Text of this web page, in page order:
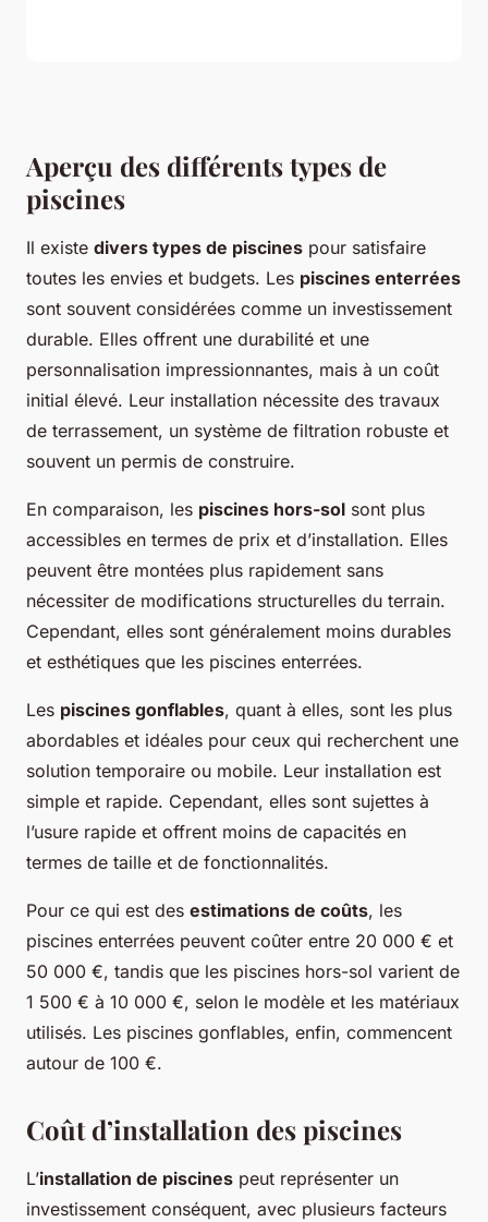
Aperçu des différents types de
piscines
Il existe divers types de piscines pour satisfaire
toutes les envies et budgets. Les piscines enterrées
sont souvent considérées comme un investissement
durable. Elles offrent une durabilité et une
personnalisation impressionnantes, mais à un coût
initial élevé. Leur installation nécessite des travaux
de terrassement, un système de filtration robuste et
souvent un permis de construire.
En comparaison, les piscines hors-sol sont plus
accessibles en termes de prix et d’installation. Elles
peuvent être montées plus rapidement sans
nécessiter de modifications structurelles du terrain.
Cependant, elles sont généralement moins durables
et esthétiques que les piscines enterrées.
Les piscines gonflables, quant à elles, sont les plus
abordables et idéales pour ceux qui recherchent une
solution temporaire ou mobile. Leur installation est
simple et rapide. Cependant, elles sont sujettes à
l’usure rapide et offrent moins de capacités en
termes de taille et de fonctionnalités.
Pour ce qui est des estimations de coûts, les
piscines enterrées peuvent coûter entre 20 000 € et
50 000 €, tandis que les piscines hors-sol varient de
1 500 € à 10 000 €, selon le modèle et les matériaux
utilisés. Les piscines gonflables, enfin, commencent
autour de 100 €.
Coût d’installation des piscines
L’installation de piscines peut représenter un
investissement conséquent, avec plusieurs facteurs